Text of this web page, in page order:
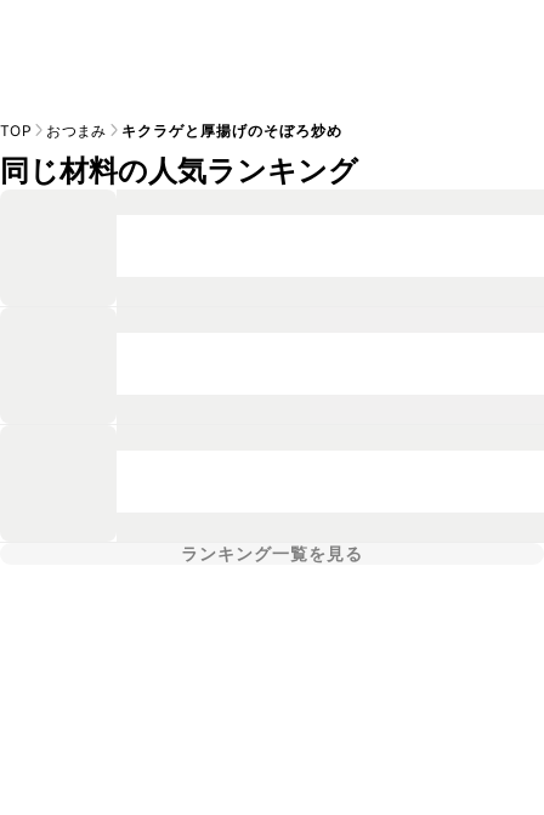
TOP おつまみ キクラゲと厚揚げのそぼろ炒め
同じ材料の人気ランキング
ランキング一覧を見る